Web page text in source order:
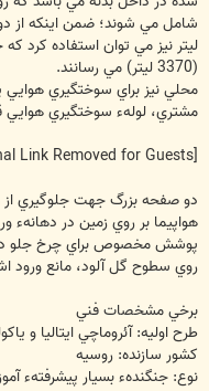
(3370 ليتر) مي رسانند.
محلي نيز براي سوختگيري
مشتري، لولهء سوختگيري
[External Link Removed for Guests]
دو صفحه بزرگ جهت جلوگيري از
هواپيما بر روي زمين در
پوشش مخصوص براي چرخ جلو در
روي سطوح گل آلود، مانع ورود
برخي مشخصات فني
طرح اوليه: آئروماچي ايتاليا و
کشور سازنده: روسيه
نوع: جنگندهء بسيار پيشرفتهء